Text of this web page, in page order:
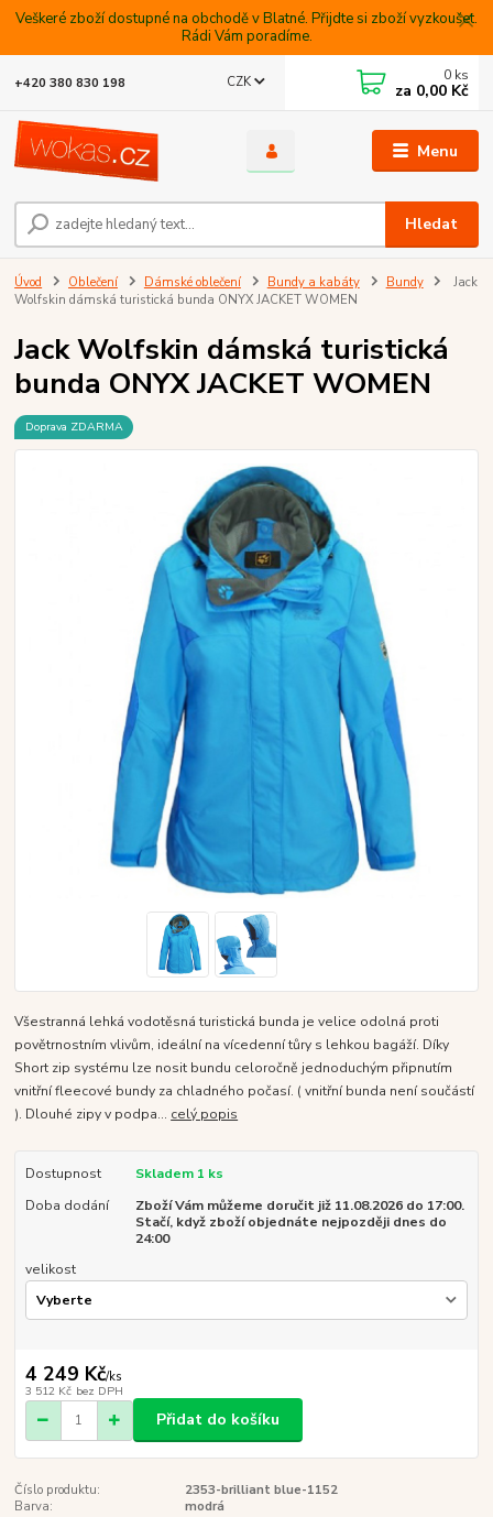
Veškeré zboží dostupné na obchodě v Blatné. Přijdte si zboží vyzkoušet.
Rádi Vám poradíme.
Menu
CZK
Hledat
+420 380 830 198 0 ks
za 0,00 Kč
Úvod Oblečení Dámské oblečení Bundy a kabáty Bundy
Jack
Wolfskin dámská turistická bunda ONYX JACKET WOMEN
Jack Wolfskin dámská turistická
bunda ONYX JACKET WOMEN
Doprava ZDARMA
Všestranná lehká vodotěsná turistická bunda je velice odolná proti
povětrnostním vlivům, ideální na vícedenní tůry s lehkou bagáží. Díky
Short zip systému lze nosit bundu celoročně jednoduchým připnutím
vnitřní fleecové bundy za chladného počasí. ( vnitřní bunda není součástí
). Dlouhé zipy v podpa... celý popis
Dostupnost
Skladem 1 ks
Doba dodání
Zboží Vám můžeme doručit již 11.08.2026 do 17:00.
Stačí, když zboží objednáte nejpozději dnes do
24:00
velikost
4 249 Kč/ks
3 512 Kč bez DPH
Přidat do košíku
Číslo produktu:
2353-brilliant blue-1152
Barva:
modrá